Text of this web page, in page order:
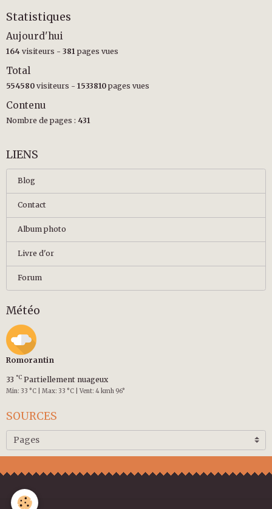
Statistiques
Aujourd'hui
164 visiteurs - 381 pages vues
Total
554580 visiteurs - 1533810 pages vues
Contenu
Nombre de pages : 431
LIENS
Blog
Contact
Album photo
Livre d'or
Forum
Météo
Romorantin
33 °C Partiellement nuageux
Min: 33 °C | Max: 33 °C | Vent: 4 kmh 96°
SOURCES